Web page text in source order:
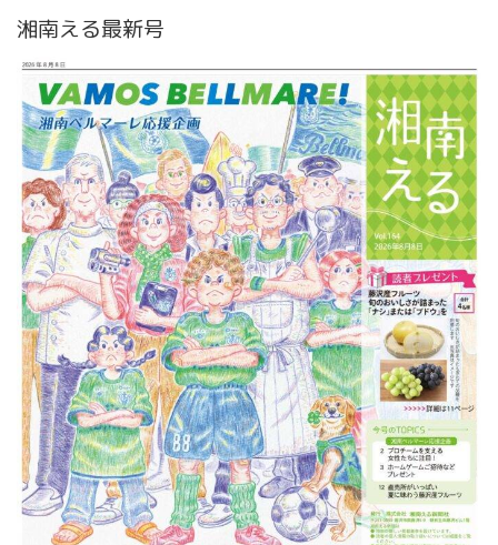
湘南える最新号